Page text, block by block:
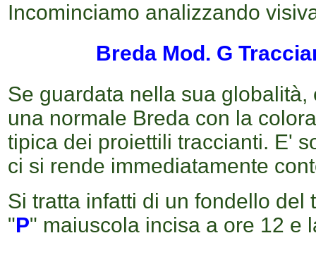
Incominciamo analizzando
Breda Mod. G
Se guardata nella sua
una normale Breda con la
tipica dei proiettili traccianti. E'
ci si rende immediatamente
Si tratta infatti di un fondello del
"P" maiuscola incisa a ore 12 e